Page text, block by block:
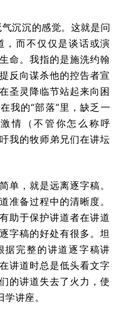
沉沉的感觉。这就是问
，而不仅仅是谈话或演
命。我指的是施洗约翰
反向谋杀他的控告者宣
圣灵降临节站起来向困
我的“部落”里，缺乏一
情（不管你怎么称呼
我的牧师弟兄们在讲坛
单，就是远离逐字稿。
准备过程中的清晰度。
助于保护讲道者在讲道
字稿的好处有很多。坦
据完整的讲道逐字稿讲
讲道时总是低头看文字
的讲道失去了火力，使
讲座。